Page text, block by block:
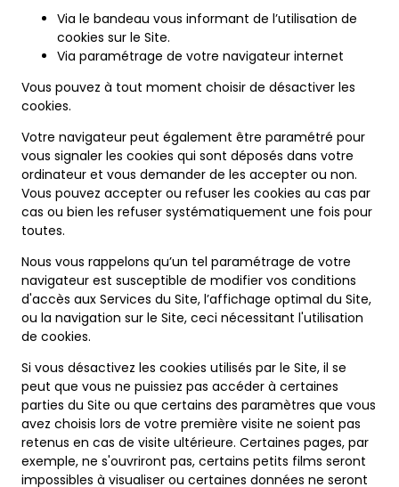
Via le bandeau vous informant de l’utilisation de
cookies sur le Site.
Via paramétrage de votre navigateur internet
Vous pouvez à tout moment choisir de désactiver les
cookies.
Votre navigateur peut également être paramétré pour
vous signaler les cookies qui sont déposés dans votre
ordinateur et vous demander de les accepter ou non.
Vous pouvez accepter ou refuser les cookies au cas par
cas ou bien les refuser systématiquement une fois pour
toutes.
Nous vous rappelons qu’un tel paramétrage de votre
navigateur est susceptible de modifier vos conditions
d'accès aux Services du Site, l’affichage optimal du Site,
ou la navigation sur le Site, ceci nécessitant l'utilisation
de cookies.
Si vous désactivez les cookies utilisés par le Site, il se
peut que vous ne puissiez pas accéder à certaines
parties du Site ou que certains des paramètres que vous
avez choisis lors de votre première visite ne soient pas
retenus en cas de visite ultérieure. Certaines pages, par
exemple, ne s'ouvriront pas, certains petits films seront
impossibles à visualiser ou certaines données ne seront